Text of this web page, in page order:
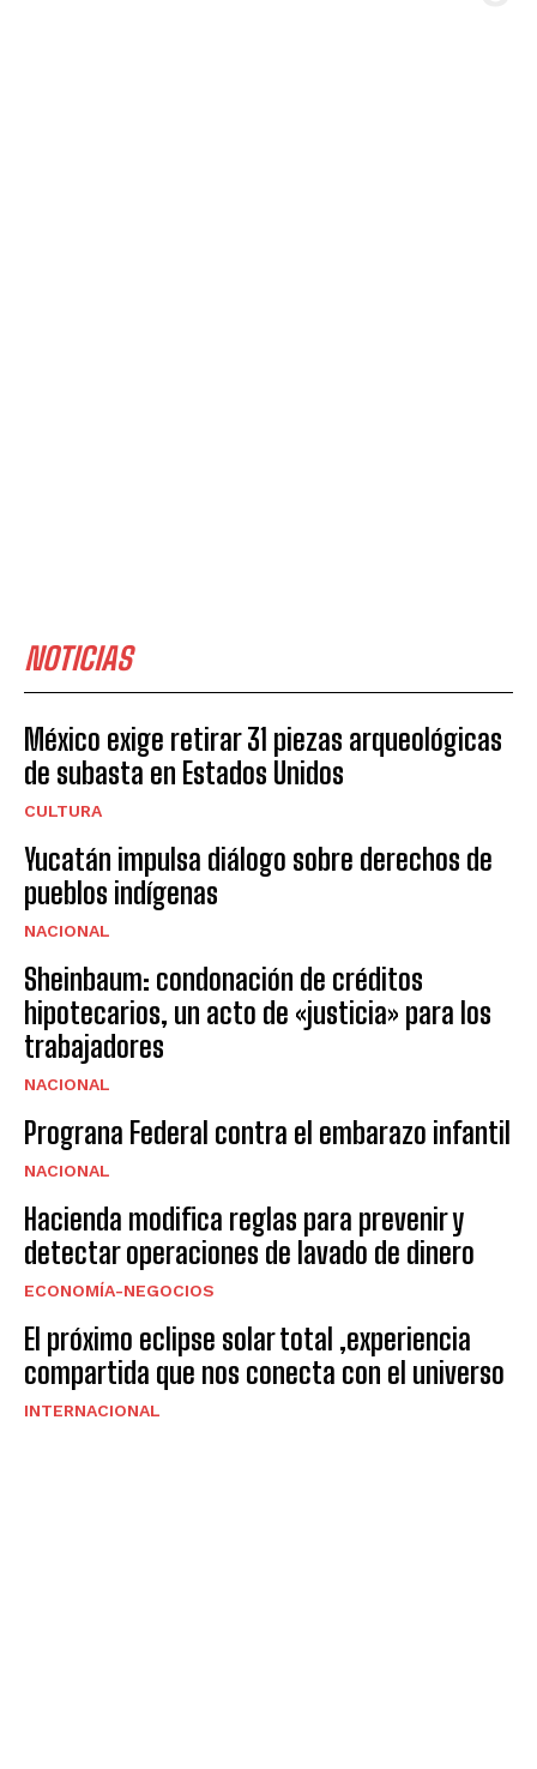
NOTICIAS
México exige retirar 31 piezas arqueológicas
de subasta en Estados Unidos
CULTURA
Yucatán impulsa diálogo sobre derechos de
pueblos indígenas
NACIONAL
Sheinbaum: condonación de créditos
hipotecarios, un acto de «justicia» para los
trabajadores
NACIONAL
Prograna Federal contra el embarazo infantil
NACIONAL
Hacienda modifica reglas para prevenir y
detectar operaciones de lavado de dinero
ECONOMÍA-NEGOCIOS
El próximo eclipse solar total ,experiencia
compartida que nos conecta con el universo
INTERNACIONAL